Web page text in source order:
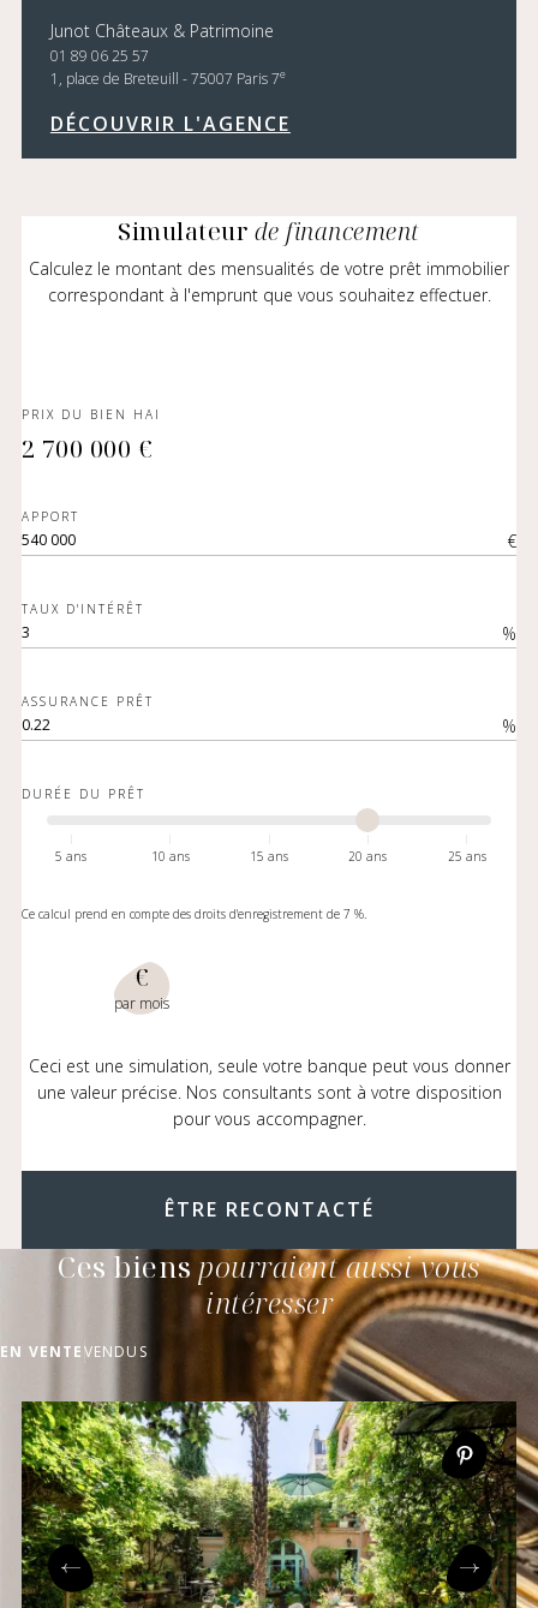
Junot Châteaux & Patrimoine
01 89 06 25 57
1, place de Breteuill - 75007 Paris 7e
DÉCOUVRIR L'AGENCE
Simulateur de financement
Calculez le montant des mensualités de votre prêt immobilier
correspondant à l'emprunt que vous souhaitez effectuer.
PRIX DU BIEN HAI
2 700 000 €
APPORT
€
TAUX D'INTÉRÊT
%
ASSURANCE PRÊT
%
DURÉE DU PRÊT
5 ans 10 ans 15 ans 20 ans 25 ans
Ce calcul prend en compte des droits d'enregistrement de 7 %.
€
par mois
Ceci est une simulation, seule votre banque peut vous donner
une valeur précise. Nos consultants sont à votre disposition
pour vous accompagner.
ÊTRE RECONTACTÉ
Ces biens pourraient aussi vous
intéresser
EN VENTEVENDUS